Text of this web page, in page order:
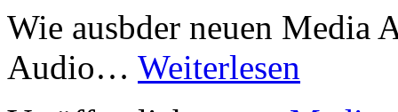
Wie ausbder neuen Media
Audio… Weiterlesen